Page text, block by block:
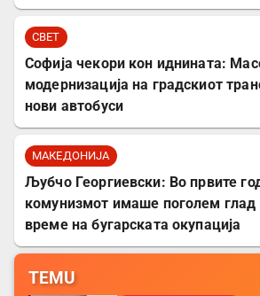
СВЕТ
Софија чекори кон иднината:
модернизација на градскиот
нови автобуси
МАКЕДОНИЈА
Љубчо Георгиевски: Во првите
комунизмот имаше поголем глад
време на бугарската окупација
TEMU